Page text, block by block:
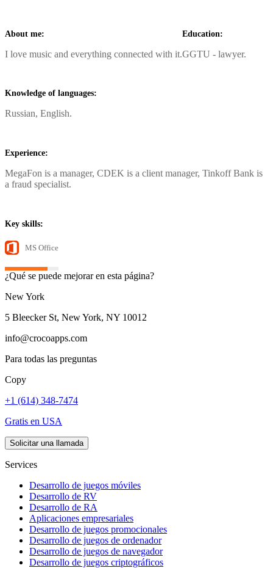
About me:
I love music and everything connected with it.
Education:
GGTU - lawyer.
Knowledge of languages:
Russian, English.
Experience:
MegaFon is a manager, CDEK is a client manager, Tinkoff Bank is
a fraud specialist.
Key skills:
MS Office
¿Qué se puede mejorar en esta página?
New York
5 Bleecker St, New York, NY 10012
info@crocoapps.com
Para todas las preguntas
Copy
+1 (614) 348-7474
Gratis en USA
Solicitar una llamada
Services
Desarrollo de juegos móviles
Desarrollo de RV
Desarrollo de RA
Aplicaciones empresariales
Desarrollo de juegos promocionales
Desarrollo de juegos de ordenador
Desarrollo de juegos de navegador
Desarrollo de juegos criptográficos